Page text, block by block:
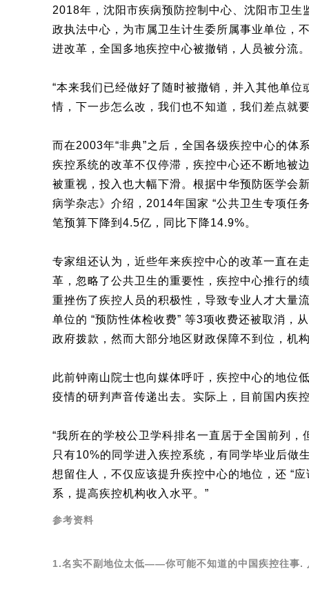
2018年，沈阳市疾病预防控制中心、沈阳市卫
政执法中心，为市属卫生计生委所属事业单位，
进改革，全国多地疾控中心被撤销，人员被分流
“本来我们已经做好了随时被撤销，并入其他单
情，下一步怎么改，我们也不知道，我们差点就
而在2003年“非典”之后，全国各级疾控中心的体
疾控系统的改革不仅停滞，疾控中心还不断地被
被重视，投入也大幅下滑。根据中华预防医学会
病学杂志》介绍，2014年国家 “公共卫生专项任
笔预算下降到4.5亿，同比下降14.9%。
专家组还认为，近些年来疾控中心的改革一直在
革，忽略了公共卫生的重要性，疾控中心推行的
重挫伤了疾控人员的积极性，导致专业人才大量
单位的 “预防性体检收费” 等3项收费还被取消，
政府拨款，然而大部分地区财政保障不到位，机
此前钟南山院士也向媒体呼吁，疾控中心的地位
疫情的研判声音传递出去。实际上，目前国内疾
“我所在的学校公卫学科排名一直居于全国前列
只有10%的同学进入疾控系统，有同学毕业后做
想留住人，不仅应该提升疾控中心的地位，还 “
系，提高疾控机构收入水平。”
参考资料
1.名实不副地位太低——你可能不知道的中国疾控往事.